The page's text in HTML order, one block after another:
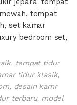
tempat tidur
tidur klasik,
desain kamr
terbaru, model